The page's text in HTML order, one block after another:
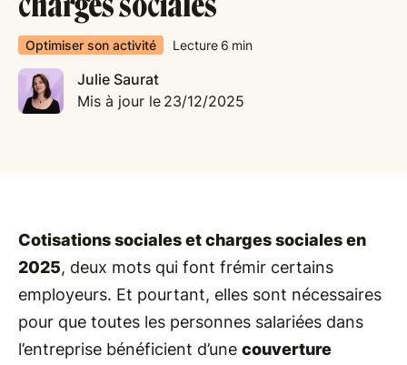
Optimiser son activité Lecture 6 min
Julie Saurat
Mis à jour le 23/12/2025
Cotisations sociales et charges sociales en
2025, deux mots qui font frémir certains
employeurs. Et pourtant, elles sont nécessaires
pour que toutes les personnes salariées dans
l’entreprise bénéficient d’une couverture